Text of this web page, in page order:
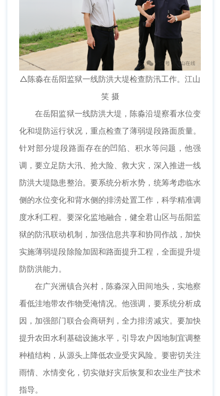
△陈淼在岳阳监狱一线防洪大堤检查防汛工作。江山
笑 摄
在岳阳监狱一线防洪大堤，陈淼沿堤察看水位变
化和堤防运行状况，重点检查了薄弱堤段路面质量。
针对部分堤段路面存在的凹陷、积水等问题，他强
调，要立足防大汛、抢大险、救大灾，深入推进一线
防洪大堤隐患整治。要系统分析水势，统筹考虑临水
侧的水位变化和背水侧的排涝处置工作，科学精准调
度水利工程。要深化监地融合，健全君山区与岳阳监
狱的防汛联动机制，加强信息共享和协同作战，加快
实施薄弱堤段除险加固和路面提升工程，全面提升堤
防防洪能力。
在广兴洲镇合兴村，陈淼深入田间地头，实地察
看低洼地带农作物受淹情况。他强调，要系统分析成
因，加强部门联合会商研判，全力排涝减灾。要加快
提升农田水利基础设施水平，引导农户因地制宜调整
种植结构，从源头上降低农业受灾风险。要密切关注
雨情、水情变化，切实做好灾后恢复和农业生产技术
指导。